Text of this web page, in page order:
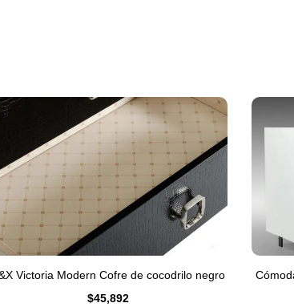
Victoria Modern Cofre de cocodrilo negro
$45,892